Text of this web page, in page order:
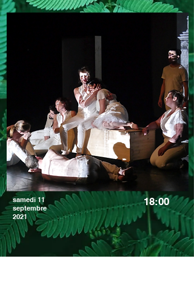
samedi 11
septembre
2021
18:00